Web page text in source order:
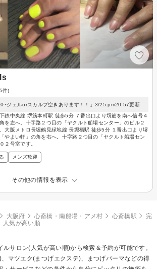
件)
ジェルorスカルプ空きあります！！」3/25.pm20:57更新
鉄中央線 堺筋本町駅 徒歩5分 ７番出口より堺筋を南へ信号４
を左へ。十字路２つ目の「ヤクルト船場センター」のビル２
大阪メトロ長堀鶴見緑地線 長堀橋駅 徒歩5分 １番出口より堺
やよい軒」の角を右へ。十字路２つ目の「ヤクルト船場セン
２号室です。
メンズ歓迎
その他の情報を表示
大阪府 心斎橋・南船場・アメ村 心斎橋駅
完
人気が高い順
ルサロン(人気が高い順)から検索＆予約が可能です。
マツエク(まつげエクステ)、まつげパーマなどの得